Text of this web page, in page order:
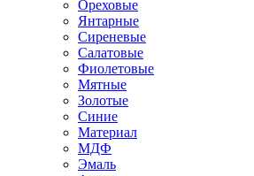
Ореховые
Янтарные
Сиреневые
Салатовые
Фиолетовые
Мятные
Золотые
Синие
Материал
МДФ
Эмаль